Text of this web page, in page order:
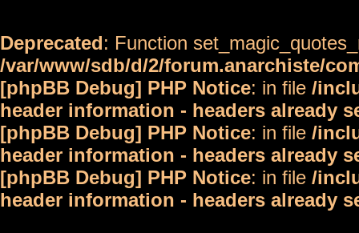
Deprecated: Function
/var/www/sdb/d/2/forum.anarchiste/
[phpBB Debug] PHP Notice: in file /
header information - headers already
[phpBB Debug] PHP Notice: in file /
header information - headers already
[phpBB Debug] PHP Notice: in file /
header information - headers already